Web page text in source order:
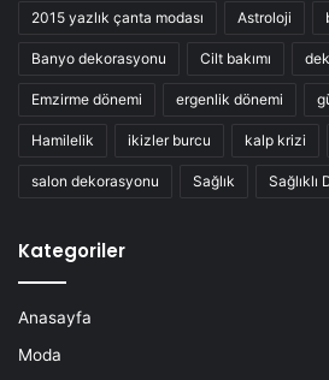
2015 yazlık çanta modası Astroloji
Banyo dekorasyonu Cilt bakımı
Emzirme dönemi ergenlik dönemi
Hamilelik ikizler burcu kalp krizi
salon dekorasyonu Sağlık Sağlıklı
Kategoriler
Anasayfa
Moda